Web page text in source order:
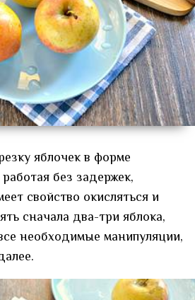
яблочек в форме
без задержек,
свойство окисляться и
сначала два-три яблока,
необходимые манипуляции,